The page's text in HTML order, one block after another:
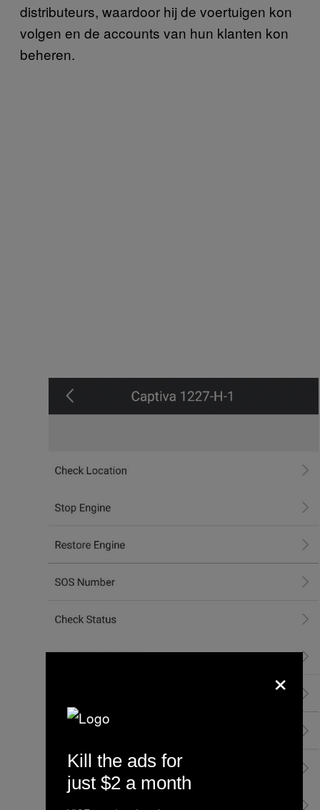
distributeurs, waardoor hij de voertuigen kon
volgen en de accounts van hun klanten kon
beheren.
×
Kill the ads for
just $2 a month